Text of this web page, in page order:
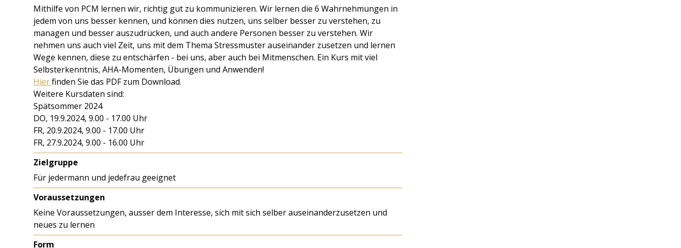
Mithilfe von PCM lernen wir, richtig gut zu kommunizieren. Wir lernen die 6 Wahrnehmungen in
jedem von uns besser kennen, und können dies nutzen, uns selber besser zu verstehen, zu
managen und besser auszudrücken, und auch andere Personen besser zu verstehen. Wir
nehmen uns auch viel Zeit, uns mit dem Thema Stressmuster auseinander zusetzen und lernen
Wege kennen, diese zu entschärfen - bei uns, aber auch bei Mitmenschen. Ein Kurs mit viel
Selbsterkenntnis, AHA-Momenten, Übungen und Anwenden!
Hierfinden Sie das PDF zum Download.
Weitere Kursdaten sind:
Spätsommer 2024
DO, 19.9.2024, 9.00 - 17.00 Uhr
FR, 20.9.2024, 9.00 - 17.00 Uhr
FR, 27.9.2024, 9.00 - 16.00 Uhr
Zielgruppe
Für jedermann und jedefrau geeignet
Voraussetzungen
Keine Voraussetzungen, ausser dem Interesse, sich mit sich selber auseinanderzusetzen und
neues zu lernen
Form